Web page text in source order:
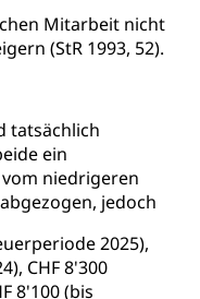
Mitarbeit nicht
(StR 1993, 52).
tatsächlich
ein
niedrigeren
jedoch
2025),
CHF 8'300
8'100 (bis
Pflegeplätze
(WAS Luzern)
(unilu)
Luzern
Fischerei,